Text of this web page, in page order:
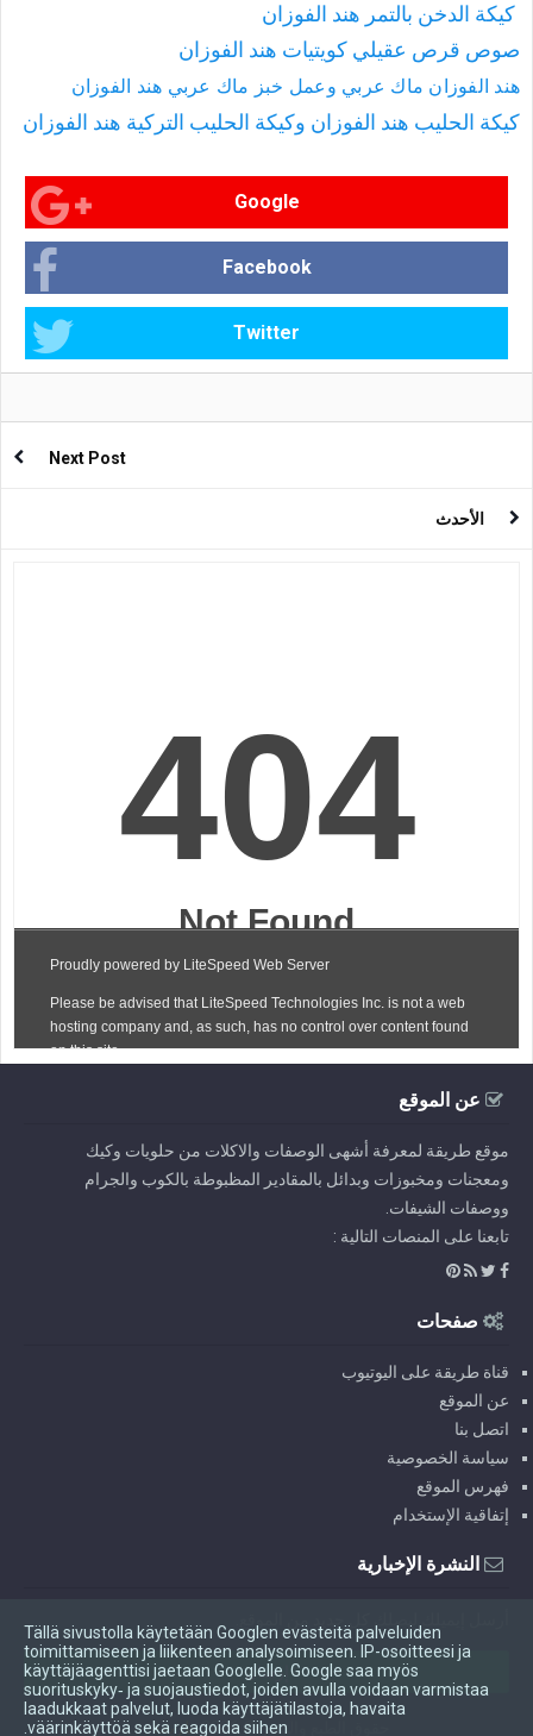
كيكة الدخن بالتمر هند الفوزان
صوص قرص عقيلي كويتيات هند الفوزان
هند الفوزان ماك عربي وعمل خبز ماك عربي هند الفوزان
كيكة الحليب هند الفوزان وكيكة الحليب التركية هند الفوزان
Google
Facebook
Twitter
Next Post
الأحدث
عن الموقع
موقع طريقة لمعرفة أشهى الوصفات والاكلات من حلويات وكيك
ومعجنات ومخبوزات وبدائل بالمقادير المظبوطة بالكوب والجرام
ووصفات الشيفات.
تابعنا على المنصات التالية :
صفحات
قناة طريقة على اليوتيوب
عن الموقع
اتصل بنا
سياسة الخصوصية
فهرس الموقع
إتفاقية الإستخدام
النشرة الإخبارية
حقوق الطبع والنشر ©2026طريقة-
Tällä sivustolla käytetään Googlen evästeitä palveluiden
toimittamiseen ja liikenteen analysoimiseen. IP-osoitteesi ja
käyttäjäagenttisi jaetaan Googlelle. Google saa myös
suorituskyky‑ ja suojaustiedot, joiden avulla voidaan varmistaa
laadukkaat palvelut, luoda käyttäjätilastoja, havaita
väärinkäyttöä sekä reagoida siihen.